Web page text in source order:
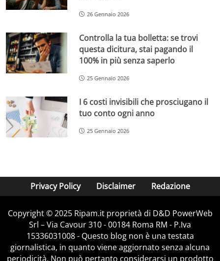
26 Gennaio 2026
Controlla la tua bolletta: se trovi
questa dicitura, stai pagando il
100% in più senza saperlo
25 Gennaio 2026
I 6 costi invisibili che prosciugano il
tuo conto ogni anno
25 Gennaio 2026
Privacy Policy Disclaimer Redazione
Copyright © 2025 Ripam.it proprietà di D&D PowerWeb
Srl – Via Cavour 310 - 00184 Roma RM - P.Iva
15336031008 - Questo blog non è una testata
giornalistica, in quanto viene aggiornato senza alcuna
periodicità. Non può pertanto considerarsi un prodotto